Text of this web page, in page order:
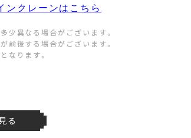
ンクレーンはこちら
少異なる場合がございます。
前後する場合がございます。
なります。
る